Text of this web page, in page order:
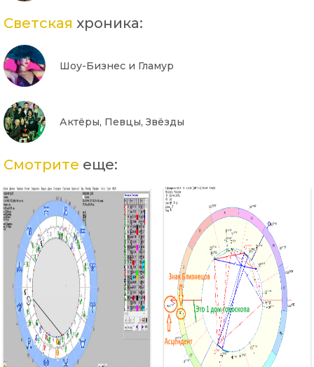
Светская хроника:
Шоу-Бизнес и Гламур
Актёры, Певцы, Звёзды
Смотрите еще: